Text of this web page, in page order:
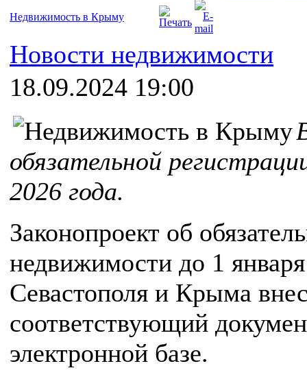
Недвижимость в Крыму
Новости недвижимости
18.09.2024 19:00
обязательной
2026 года.
Законопроект об
недвижимости до 1
Севастополя и Крыма
соответствующий
электронной базе.